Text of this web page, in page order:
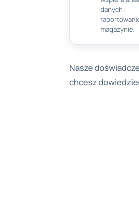
danych i
magazynie.
Nasze
chcesz